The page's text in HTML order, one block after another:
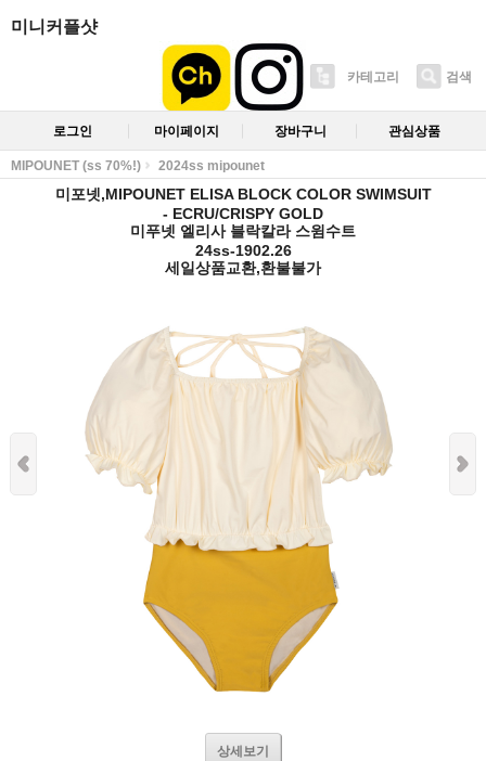
미니커플샷
카테고리 검색
로그인 마이페이지 장바구니 관심상품
MIPOUNET (ss 70%!) 2024ss mipounet
미포넷,MIPOUNET ELISA BLOCK COLOR SWIMSUIT
- ECRU/CRISPY GOLD
미푸넷 엘리사 블락칼라 스윔수트
24ss-1902.26
세일상품교환,환불불가
상세보기